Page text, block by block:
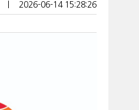
2026-06-14 15:28:26